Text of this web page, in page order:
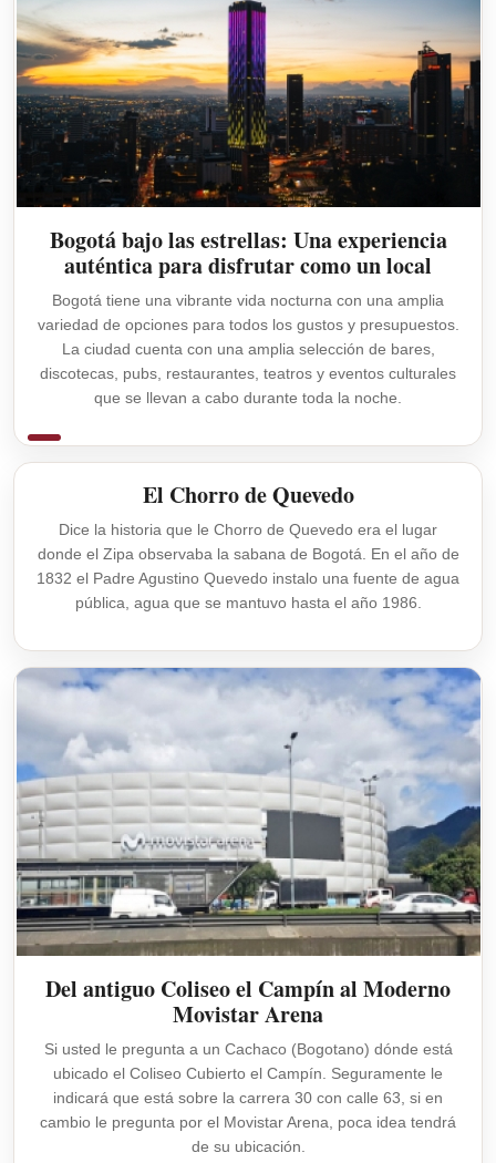
Bogotá bajo las estrellas: Una experiencia
auténtica para disfrutar como un local
Bogotá tiene una vibrante vida nocturna con una amplia
variedad de opciones para todos los gustos y presupuestos.
La ciudad cuenta con una amplia selección de bares,
discotecas, pubs, restaurantes, teatros y eventos culturales
que se llevan a cabo durante toda la noche.
El Chorro de Quevedo
Dice la historia que le Chorro de Quevedo era el lugar
donde el Zipa observaba la sabana de Bogotá. En el año de
1832 el Padre Agustino Quevedo instalo una fuente de agua
pública, agua que se mantuvo hasta el año 1986.
Del antiguo Coliseo el Campín al Moderno
Movistar Arena
Si usted le pregunta a un Cachaco (Bogotano) dónde está
ubicado el Coliseo Cubierto el Campín. Seguramente le
indicará que está sobre la carrera 30 con calle 63, si en
cambio le pregunta por el Movistar Arena, poca idea tendrá
de su ubicación.